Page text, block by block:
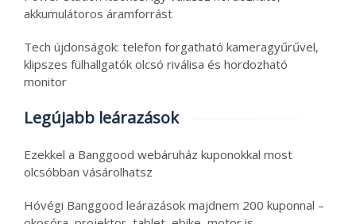
akkumulátoros áramforrást
Tech újdonságok: telefon forgatható kameragyűrűvel,
klipszes fülhallgatók olcsó riválisa és hordozható
monitor
Legújabb leárazások
Ezekkel a Banggood webáruház kuponokkal most
olcsóbban vásárolhatsz
Hóvégi Banggood leárazások majdnem 200 kuponnal –